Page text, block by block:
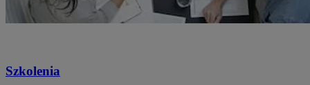
Szkolenia